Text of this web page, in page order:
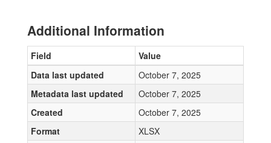
Additional Information
Field
Value
Data last updated
October 7, 2025
Metadata last updated
October 7, 2025
Created
October 7, 2025
Format
XLSX